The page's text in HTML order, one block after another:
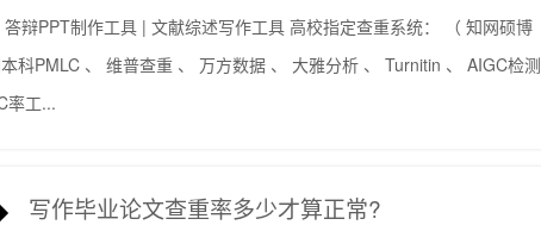
辩PPT制作工具 | 文献综述写作工具 高校指定查重系统： （ 知网硕博
科PMLC 、 维普查重 、 万方数据 、 大雅分析 、 Turnitin 、 AIGC检测
率工...
写作毕业论文查重率多少才算正常?